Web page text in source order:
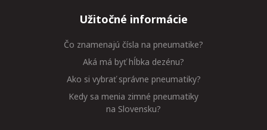
Užitočné informácie
Čo znamenajú čísla na pneumatike?
Aká má byť hĺbka dezénu?
Ako si vybrať správne pneumatiky?
Kedy sa menia zimné pneumatiky
na Slovensku?